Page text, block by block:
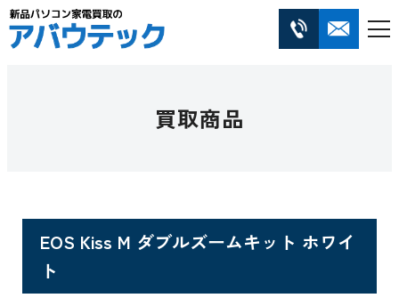
買取商品
EOS Kiss M ダブルズームキット ホワイ
ト